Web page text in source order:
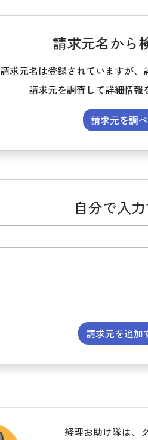
請求元名から
請求元名は登録されていますが、
請求元を調査して詳細情報
請求元を調
自分で入
請求元を追加
経理お助け隊は、